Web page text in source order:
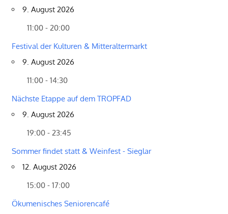
9. August 2026
11:00 - 20:00
Festival der Kulturen & Mitteraltermarkt
9. August 2026
11:00 - 14:30
Nächste Etappe auf dem TROPFAD
9. August 2026
19:00 - 23:45
Sommer findet statt & Weinfest - Sieglar
12. August 2026
15:00 - 17:00
Ökumenisches Seniorencafé